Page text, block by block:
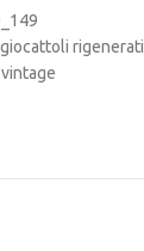
giocattoli rigenerati
vintage